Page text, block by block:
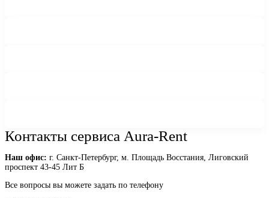
Контакты сервиса Aura-Rent
Наш офис: г. Санкт-Петербург, м. Площадь Восстания, Лиговский
проспект 43-45 Лит Б
Все вопросы вы можете задать по телефону